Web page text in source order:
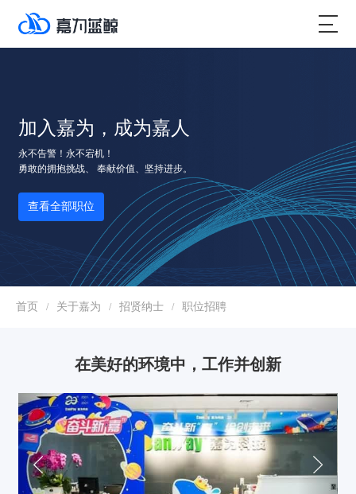
加入嘉为，成为嘉人
永不告警！永不宕机！
勇敢的拥抱挑战、 奉献价值、坚持进步。
查看全部职位
首页 / 关于嘉为 / 招贤纳士 / 职位招聘
在美好的环境中， 工作并创新